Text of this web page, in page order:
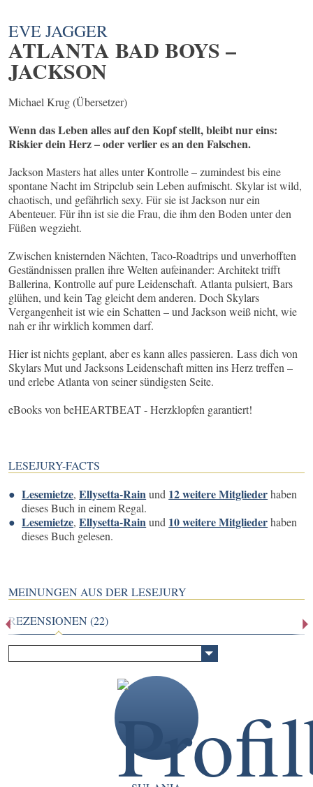
EVE JAGGER
ATLANTA BAD BOYS –
JACKSON
Michael Krug (Übersetzer)
Wenn das Leben alles auf den Kopf stellt, bleibt nur eins:
Riskier dein Herz – oder verlier es an den Falschen.
Jackson Masters hat alles unter Kontrolle – zumindest bis eine
spontane Nacht im Stripclub sein Leben aufmischt. Skylar ist wild,
chaotisch, und gefährlich sexy. Für sie ist Jackson nur ein
Abenteuer. Für ihn ist sie die Frau, die ihm den Boden unter den
Füßen wegzieht.
Zwischen knisternden Nächten, Taco-Roadtrips und unverhofften
Geständnissen prallen ihre Welten aufeinander: Architekt trifft
Ballerina, Kontrolle auf pure Leidenschaft. Atlanta pulsiert, Bars
glühen, und kein Tag gleicht dem anderen. Doch Skylars
Vergangenheit ist wie ein Schatten – und Jackson weiß nicht, wie
nah er ihr wirklich kommen darf.
Hier ist nichts geplant, aber es kann alles passieren. Lass dich von
Skylars Mut und Jacksons Leidenschaft mitten ins Herz treffen –
und erlebe Atlanta von seiner sündigsten Seite.
eBooks von beHEARTBEAT - Herzklopfen garantiert!
LESEJURY-FACTS
Lesemietze,Ellysetta-Rainund 12 weitere Mitgliederhaben
dieses Buch in einem Regal.
Lesemietze,Ellysetta-Rainund 10 weitere Mitgliederhaben
dieses Buch gelesen.
MEINUNGEN AUS DER LESEJURY
REZENSIONEN (22)